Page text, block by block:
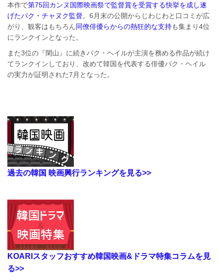
本作で第75回カンヌ国際映画祭で監督賞を受賞する快挙を成し遂
げたパク・チャヌク監督。6月末の公開からじわじわと口コミが広
がり、観客はもちろん同僚俳優らからの熱狂的な支持も集まり4位
にランクインとなった。
また3位の『閑山』に続きパク・ヘイルが主演を務める作品が続け
てランクインしており、改めて韓国を代表する俳優パク・ヘイル
の実力が証明された7月となった。
過去の韓国 映画興行ランキングを見る>>
KOARIスタッフおすすめ韓国映画&ドラマ特集コラムを見
る>>